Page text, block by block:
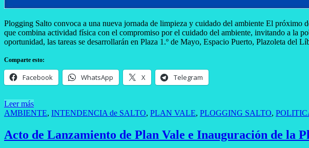
Plogging Salto convoca a una nueva jornada de limpieza y cuidado del ambiente El próximo
que combina actividad física con el compromiso por el cuidado del ambiente, invitando a la
oportunidad, las tareas se desarrollarán en Plaza 1.º de Mayo, Espacio Puerto, Plazoleta del
Comparte esto:
Facebook WhatsApp X Telegram
Leer más
AMBIENTE, INTENDENCIA de SALTO, PLAN VALE, PLOGGING SALTO,
Acto de Lanzamiento de Plan Vale e Inauguración de la